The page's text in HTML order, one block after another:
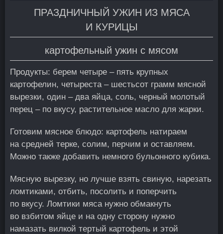
ПРАЗДНИЧНЫЙ УЖИН ИЗ МЯСА
И КУРИЦЫ
картофельный ужин с мясом
Продукты: берем четыре – пять крупных
картофелин, четыреста – шестьсот грамм мясной
вырезки, один – два яйца, соль, черный молотый
перец – по вкусу, растительное масло для жарки.
Готовим мясное блюдо: картофель натираем
на средней терке, солим, перчим и оставляем.
Можно также добавить немного бульонного кубика.
Мясную вырезку, но лучше взять свиную, нарезать
ломтиками, отбить, посолить и поперчить
по вкусу. Ломтики мяса нужно обмакнуть
во взбитом яйце и на одну сторону нужно
намазать вилкой тертый картофель и этой